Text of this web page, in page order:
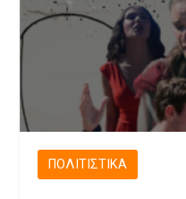
ΠΟΛΙΤΙΣΤΙΚΆ